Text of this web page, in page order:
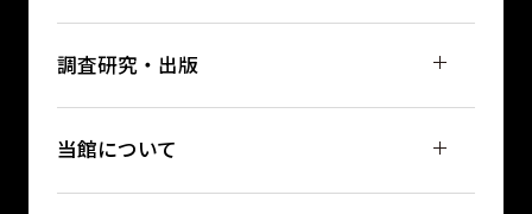
調査研究・出版
当館について